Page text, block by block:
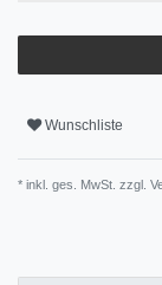
Wunschliste
* inkl. ges. MwSt. zzgl.